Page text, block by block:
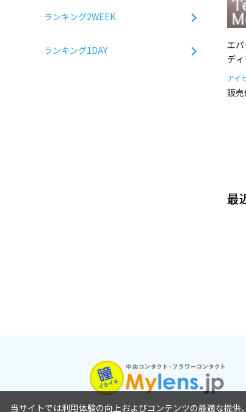
ランキング2WEEK
ランキング1DAY
エ
デ
アイ
最
当サイトでは利用体験の向上およびコンテンツの最適な提